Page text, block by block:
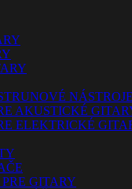
NÁSTROJE
AKUSTICKÉ
ELEKTRICKÉ
GITARY